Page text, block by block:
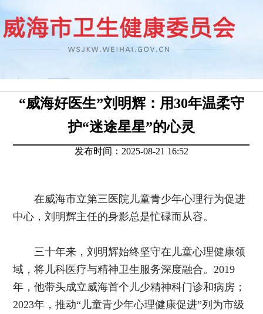
“威海好医生”刘明辉：用30年温柔守
护“迷途星星”的心灵
发布时间：2025-08-21 16:52
在威海市立第三医院儿童青少年心理行为促进
中心，刘明辉主任的身影总是忙碌而从容。
三十年来，刘明辉始终坚守在儿童心理健康领
域，将儿科医疗与精神卫生服务深度融合。2019
年，他带头成立威海首个儿少精神科门诊和病房；
2023年，推动“儿童青少年心理健康促进”列为市级